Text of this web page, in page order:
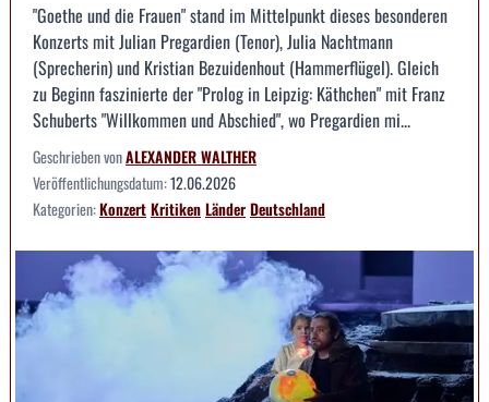
"Goethe und die Frauen" stand im Mittelpunkt dieses besonderen
Konzerts mit Julian Pregardien (Tenor), Julia Nachtmann
(Sprecherin) und Kristian Bezuidenhout (Hammerflügel). Gleich
zu Beginn faszinierte der "Prolog in Leipzig: Käthchen" mit Franz
Schuberts "Willkommen und Abschied", wo Pregardien mi...
Geschrieben vonALEXANDER WALTHER
Veröffentlichungsdatum:12.06.2026
Kategorien:KonzertKritikenLänderDeutschland